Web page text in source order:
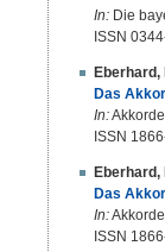
In: Die
ISSN
Das
In:
ISSN
Das
In:
ISSN